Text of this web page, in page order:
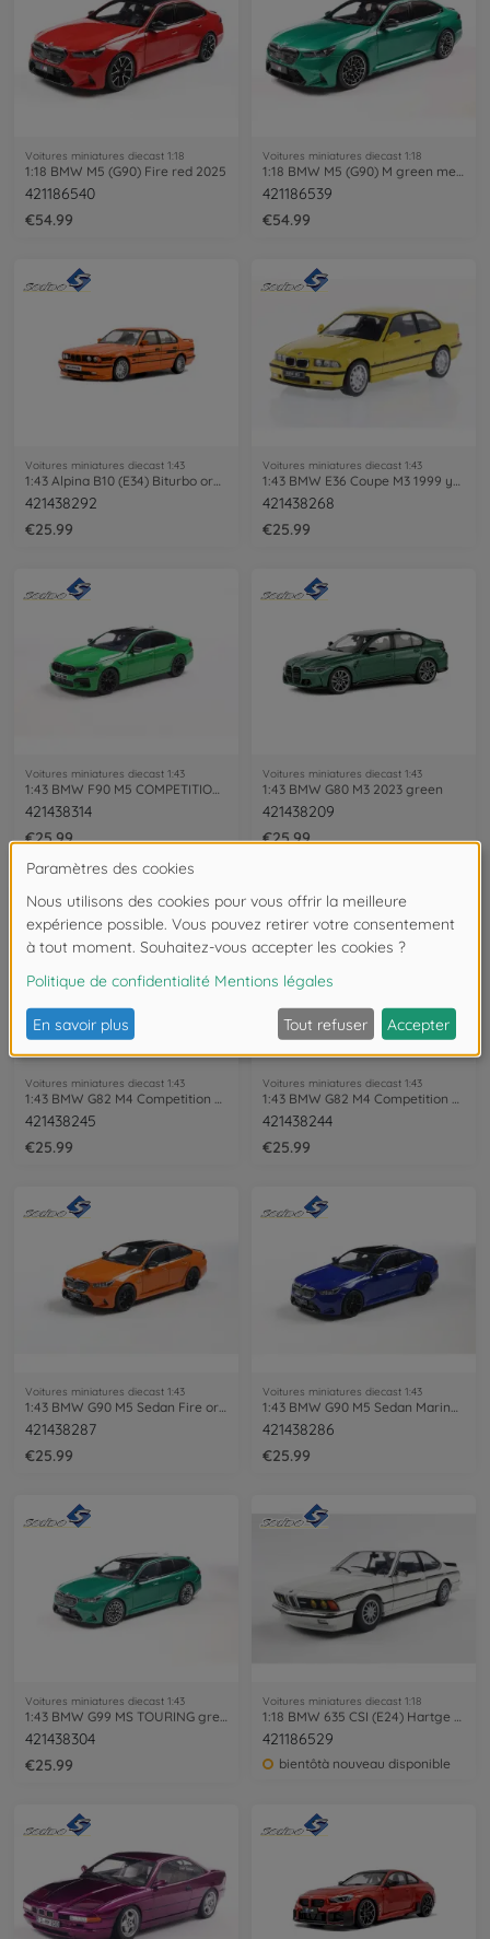
Voitures miniatures diecast 1:18
1:18 BMW M5 (G90) Fire red 2025
421186540
€54.99
Voitures miniatures diecast 1:18
1:18 BMW M5 (G90) M green metal. 2025
421186539
€54.99
Voitures miniatures diecast 1:43
421438292
€25.99
Voitures miniatures diecast 1:43
421438268
€25.99
Voitures miniatures diecast 1:43
1:43 BMW F90 M5 COMPETITION green
421438314
€25.99
Voitures miniatures diecast 1:43
1:43 BMW G80 M3 2023 green
421438209
€25.99
Voitures miniatures diecast 1:43
421438245
€25.99
Voitures miniatures diecast 1:43
421438244
€25.99
Voitures miniatures diecast 1:43
1:43 BMW G90 M5 Sedan Fire orange III
421438287
€25.99
Voitures miniatures diecast 1:43
1:43 BMW G90 M5 Sedan Marina Bay blue
421438286
€25.99
Voitures miniatures diecast 1:43
421438304
€25.99
Voitures miniatures diecast 1:18
421186529
bientôtà nouveau disponible